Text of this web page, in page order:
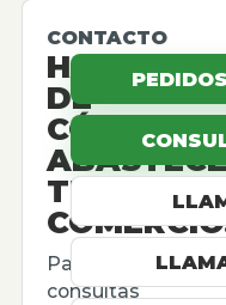
CONTACTO
DE
CÓMO
TU
Para
consultas